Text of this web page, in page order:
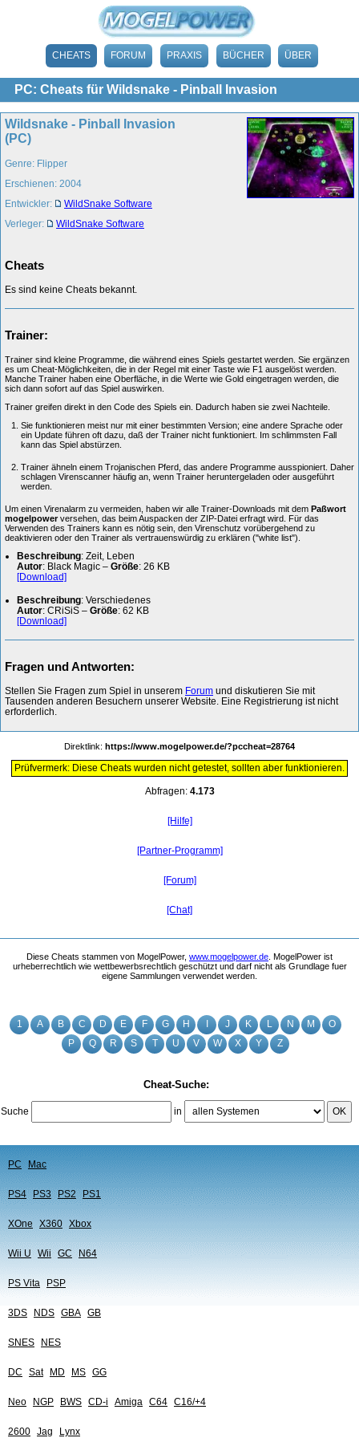
CHEATS FORUM PRAXIS BÜCHER ÜBER
PC: Cheats für Wildsnake - Pinball Invasion
1 A B C D E F G H J K L N M
O
P
Q R S T U V W X Y Z
Cheat-Suche:
Suche in OK
PC Mac
PS4 PS3 PS2 PS1
XOne X360 Xbox
Wii U Wii GC N64
PS Vita PSP
3DS NDS GBA GB
SNES NES
DC Sat MD MS GG
Neo NGP BWS CD-i Amiga C64 C16/+4
2600 Jag Lynx
Wildsnake - Pinball Invasion
(PC)
Genre: Flipper
Erschienen: 2004
Entwickler:
WildSnake Software
Verleger:
WildSnake Software
Cheats
Es sind keine Cheats bekannt.
Trainer:
Trainer sind kleine Programme, die während eines Spiels gestartet werden. Sie ergänzen
es um Cheat-Möglichkeiten, die in der Regel mit einer Taste wie F1 ausgelöst werden.
Manche Trainer haben eine Oberfläche, in die Werte wie Gold eingetragen werden, die
sich dann sofort auf das Spiel auswirken.
Trainer greifen direkt in den Code des Spiels ein. Dadurch haben sie zwei Nachteile.
Sie funktionieren meist nur mit einer bestimmten Version; eine andere Sprache oder
ein Update führen oft dazu, daß der Trainer nicht funktioniert. Im schlimmsten Fall
kann das Spiel abstürzen.
Trainer ähneln einem Trojanischen Pferd, das andere Programme ausspioniert. Daher
schlagen Virenscanner häufig an, wenn Trainer heruntergeladen oder ausgeführt
werden.
Um einen Virenalarm zu vermeiden, haben wir alle Trainer-Downloads mit dem Paßwort
mogelpowerversehen, das beim Auspacken der ZIP-Datei erfragt wird. Für das
Verwenden des Trainers kann es nötig sein, den Virenschutz vorübergehend zu
deaktivieren oder den Trainer als vertrauenswürdig zu erklären ("white list").
Beschreibung: Zeit, Leben
Autor: Black Magic – Größe: 26 KB
[Download]
Beschreibung: Verschiedenes
Autor: CRiSiS – Größe: 62 KB
[Download]
Fragen und Antworten:
Stellen Sie Fragen zum Spiel in unserem Forum und diskutieren Sie mit
Tausenden anderen Besuchern unserer Website. Eine Registrierung ist nicht
erforderlich.
Direktlink: https://www.mogelpower.de/?pccheat=28764
Prüfvermerk: Diese Cheats wurden nicht getestet, sollten aber funktionieren.
Abfragen: 4.173
[Hilfe]
[Partner-Programm]
[Forum]
[Chat]
Diese Cheats stammen von MogelPower, www.mogelpower.de . MogelPower ist
urheberrechtlich wie wettbewerbsrechtlich geschützt und darf nicht als Grundlage fuer
eigene Sammlungen verwendet werden.